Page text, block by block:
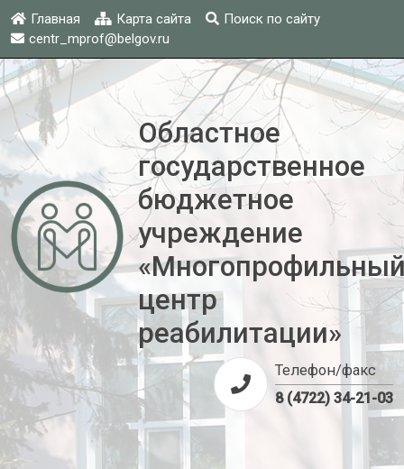
Главная Карта сайта
Поиск по сайту
centr_mprof@belgov.ru
Областное
государственное
бюджетное
учреждение
центр
реабилитации»
Телефон/факс
8 (4722) 34-21-03